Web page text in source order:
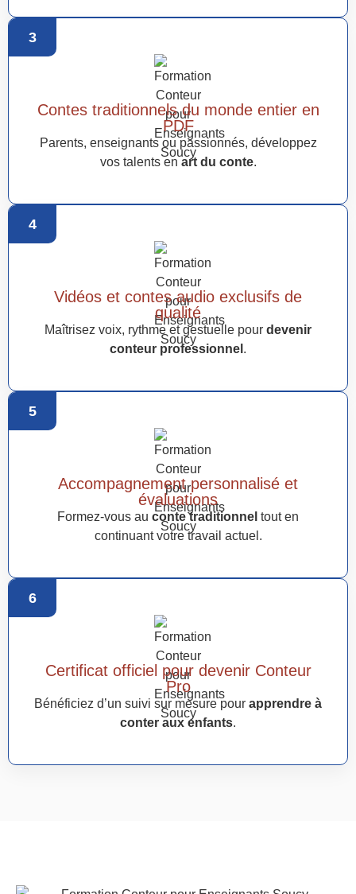
3
Contes traditionnels du monde entier en
PDF
Parents, enseignants ou passionnés, développez
vos talents en art du conte.
4
Vidéos et contes audio exclusifs de
qualité
Maîtrisez voix, rythme et gestuelle pour devenir
conteur professionnel .
5
Accompagnement personnalisé et
évaluations
Formez-vous au conte traditionnel tout en
continuant votre travail actuel.
6
Certificat officiel pour devenir Conteur
Pro
Bénéficiez d’un suivi sur mesure pour apprendre à
conter aux enfants.